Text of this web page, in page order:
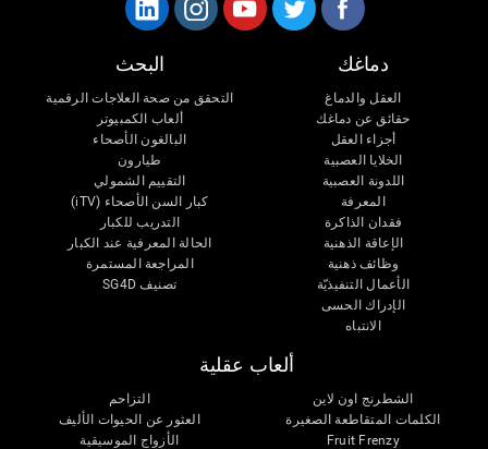
دماغك
العقل والدماغ
حقائق عن دماغك
أجزاء العقل
الخلايا العصبية
اللدونة العصبية
المعرفة
فقدان الذاكرة
الإعاقة الذهنية
وظائف ذهنية
الأعمال التنفيذيّة
الإدراك الحسى
الانتباه
البحث
التحقق من صحة العلاجات الرقمية
ألعاب الكمبيوتر
البالغون الأصحاء
طيارون
التقييم الشمولي
كبار السن الأصحاء (iTV)
التدريب للكبار
الحالة المعرفية عند الكبار
المراجعة المستمرة
تصنيف SG4D
ألعاب عقلية
الشطرنج اون لاين
الكلمات المتقاطعة الصغيرة
Fruit Frenzy
التزاحم
العثور عن الحيوات الأليف
الأزواج الموسيقية